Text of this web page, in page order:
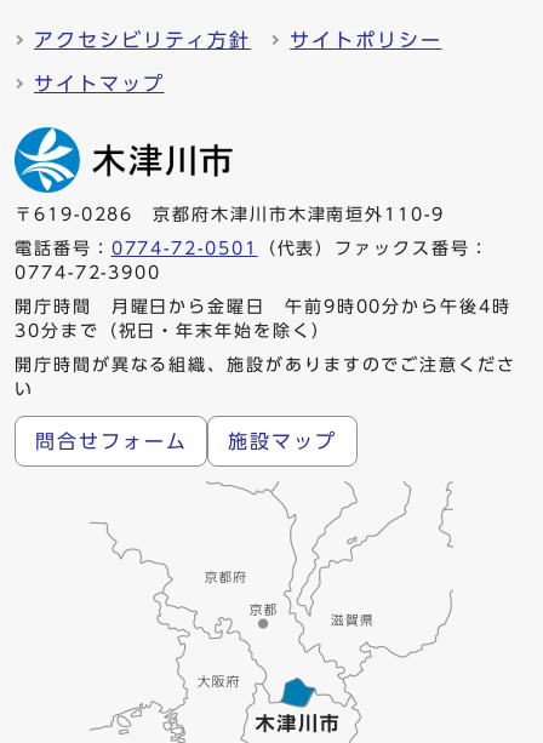
アクセシビリティ方針 サイトポリシー
サイトマップ
〒619-0286 京都府木津川市木津南垣外110-9
電話番号： 0774-72-0501
（代表）ファックス番号：
0774-72-3900
開庁時間 月曜日から金曜日 午前9時00分から午後4時
30分まで（祝日・年末年始を除く）
開庁時間が異なる組織、施設がありますのでご注意くださ
い
問合せフォーム 施設マップ